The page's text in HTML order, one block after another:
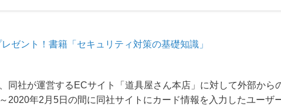
ゼント！書籍「セキュリティ対策の基礎知識」
同社が運営するECサイト「道具屋さん本店」に対して外部から
2020年2月5日の間に同社サイトにカード情報を入力したユーザ